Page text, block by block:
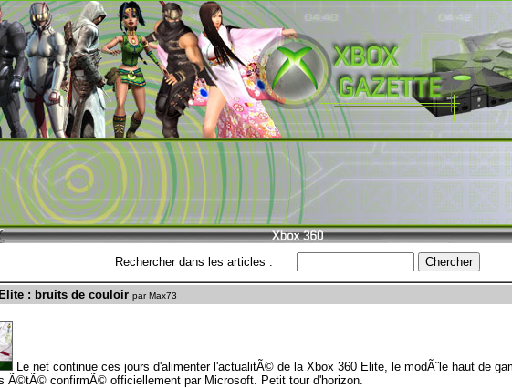
Rechercher dans les articles :
: bruits de couloir par Max73
Le net continue ces jours d'alimenter l'actualitÃ© de la Xbox 360 Elite, le modÃ¨le haut de
Ã©tÃ© confirmÃ© officiellement par Microsoft. Petit tour d'horizon.